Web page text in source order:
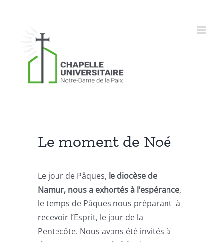
Le moment de Noé
Le jour de Pâques, le diocèse de
Namur, nous a exhortés à l’espérance,
le temps de Pâques nous préparant à
recevoir l’Esprit, le jour de la
Pentecôte. Nous avons été invités à